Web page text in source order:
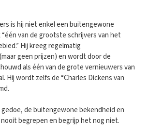
is hij niet enkel een buitengewone
“één van de grootste schrijvers van het
Hij kreeg regelmatig
geen prijzen) en wordt door de
als één van de grote vernieuwers van
Hij wordt zelfs de “Charles Dickens van
gedoe, de buitengewone bekendheid en
begrepen en begrijp het nog niet.